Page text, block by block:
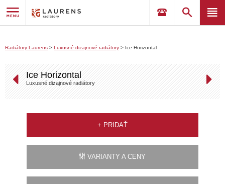
Radiátory Laurens > Luxusné dizajnové radiátory > Ice Horizontal
Ice Horizontal
Luxusné dizajnové radiátory
+ PRIDAŤ
VARIANTY A CENY